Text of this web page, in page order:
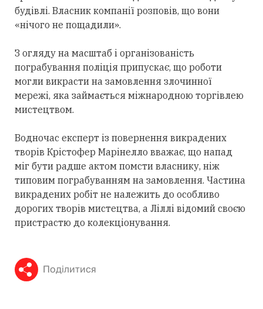
будівлі. Власник компанії розповів, що вони
«нічого не пощадили».
З огляду на масштаб і організованість
пограбування поліція припускає, що роботи
могли викрасти на замовлення злочинної
мережі, яка займається міжнародною торгівлею
мистецтвом.
Водночас експерт із повернення викрадених
творів Крістофер Марінелло вважає, що напад
міг бути радше актом помсти власнику, ніж
типовим пограбуванням на замовлення. Частина
викрадених робіт не належить до особливо
дорогих творів мистецтва, а Ліллі відомий своєю
пристрастю до колекціонування.
Поділитися